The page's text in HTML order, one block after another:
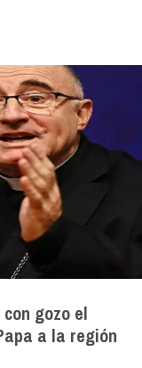
gozo el
a la región